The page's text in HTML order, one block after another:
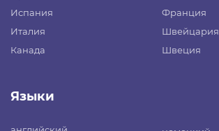
Испания
Италия
Канада
Франция
Швейцария
Швеция
Языки